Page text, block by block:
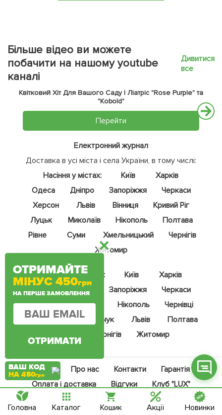
Більше відео ви можете
побачити на нашому youtube
каналі
Дивитися
все
Квітковий Хіт Для Вашого Саду | Ліатріс "Rose Purple" та
"Kobold"
Перейти
Електронний журнал
Доставка в усі міста і села України, в тому числі:
Насіння у містах:
Київ
Харків
Одеса
Дніпро Запоріжжя
Черкаси
Херсон
Львів Вінниця
Кривий Ріг
Луцьк
Миколаїв Нікополь
Полтава
Рівне
Суми Хмельницький
Чернігів
Житомир
Саджанці у містах: Київ
Харків
Одеса
Дніпро Запоріжжя
Черкаси
Вінниця
Миколаїв Нікополь
Чернівці
Кривий Ріг
Кременчук Львів
Полтава
Чернігів Житомир
Блог Про нас Контакти
Гарантія
Оплата і доставка
Відгуки
Клуб "LUX"
Підписка на знижки
Даруємо до 250 грн
Вайбер
Інстаграм
ОТРИМАЙТЕ
МІНУС 450грн
НА ПЕРШЕ ЗАМОВЛЕННЯ
ОТРИМАТИ
ВАШ КОД
НА 450грн
Головна Каталог Кошик Акції Новинки